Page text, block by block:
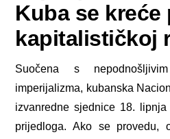
Kuba se kreće
kapitalističkoj
Suočena s
imperijalizma, kubanska
izvanredne sjednice 18.
prijedloga. Ako se provedu,